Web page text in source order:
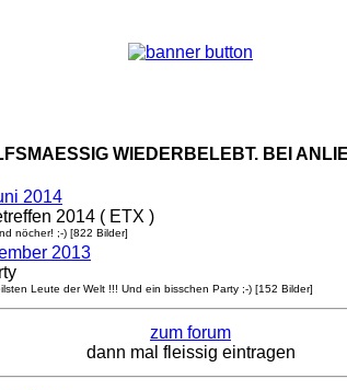
WIEDERBELEBT. BEI
2014
2014 ( ETX )
nöcher! ;-) [822 Bilder]
2013
Leute der Welt !!! Und ein bisschen Party ;-) [152 Bilder]
zum forum
dann mal fleissig eintragen